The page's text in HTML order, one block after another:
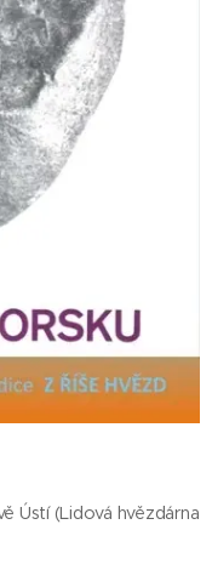
Ústí (Lidová hvězdárna